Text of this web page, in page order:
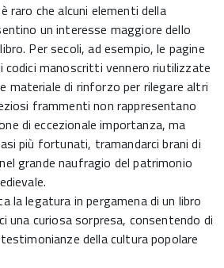
raro che alcuni elementi della
un interesse maggiore dello
Per secoli, ad esempio, le pagine
codici manoscritti vennero riutilizzate
materiale di rinforzo per rilegare altri
frammenti non rappresentano
di eccezionale importanza, ma
più fortunati, tramandarci brani di
grande naufragio del patrimonio
la legatura in pergamena di un libro
una curiosa sorpresa, consentendo di
della cultura popolare